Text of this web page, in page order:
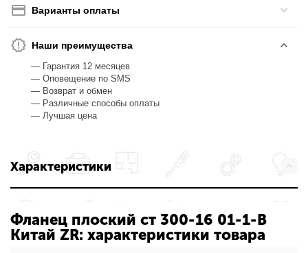
Варианты оплаты
Наши преимущества
— Гарантия 12 месяцев
— Оповещение по SMS
— Возврат и обмен
— Различные способы оплаты
— Лучшая цена
Характеристики
Фланец плоский ст 300-16 01-1-B
Китай ZR: характеристики товара